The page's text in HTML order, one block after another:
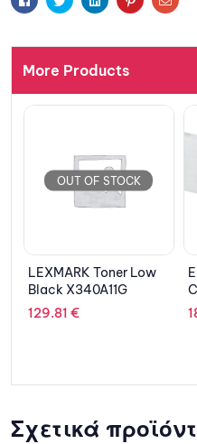
More Products
OUT OF STOCK
EPSON Cartridge
Cyan C33S020640
185.36
Σχετικά